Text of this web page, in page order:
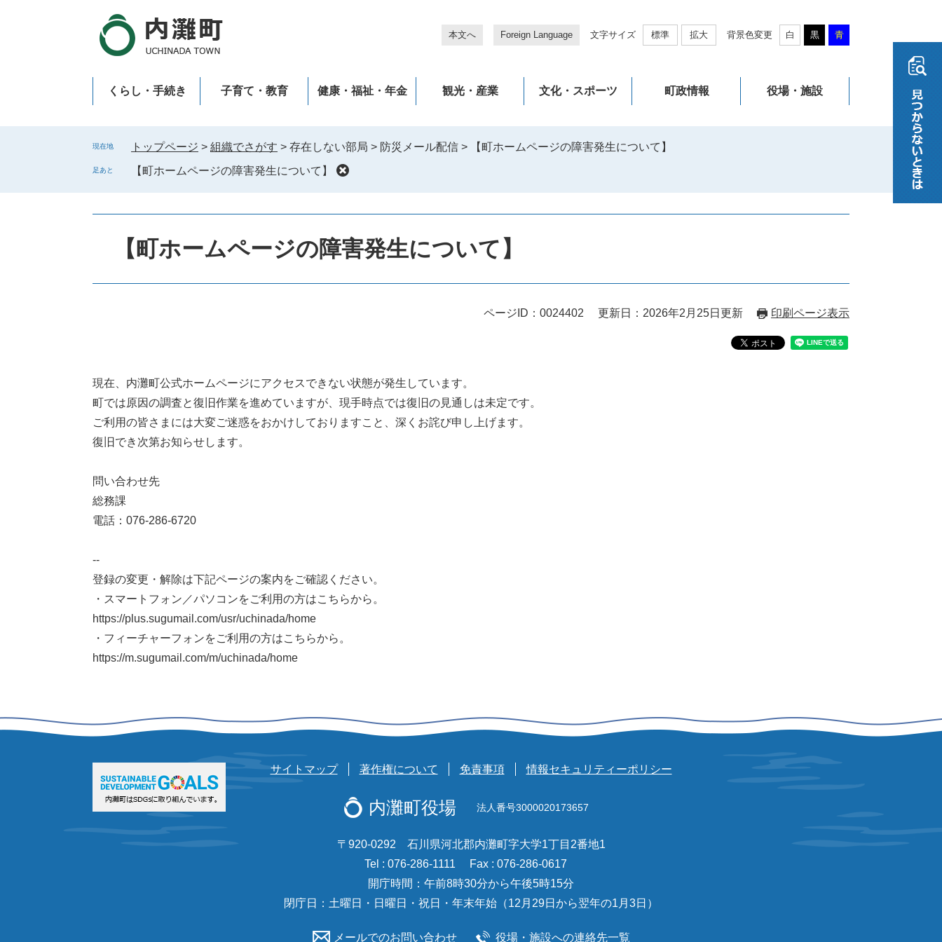
す
し
へ
本文へ Foreign Language 文字サイズ 標準 拡大 背景色変更 白 黒 青
くらし・手続き 子育て・教育 健康・福祉・年金 観光・産業 文化・スポーツ 町政情報 役場・施設
現在地 トップページ > 組織でさがす > 存在しない部局 > 防災メール配信 > 【町ホームページの障害発生について】
足あと 【町ホームページの障害発生について】
【町ホームページの障害発生について】
ページID：0024402 更新日：2026年2月25日更新 印刷ページ表示
本
文
現在、内灘町公式ホームページにアクセスできない状態が発生しています。
町では原因の調査と復旧作業を進めていますが、現手時点では復旧の見通しは未定です。
ご利用の皆さまには大変ご迷惑をおかけしておりますこと、深くお詫び申し上げます。
復旧でき次第お知らせします。
問い合わせ先
総務課
電話：076-286-6720
--
登録の変更・解除は下記ページの案内をご確認ください。
・スマートフォン／パソコンをご利用の方はこちらから。
https://plus.sugumail.com/usr/uchinada/home
・フィーチャーフォンをご利用の方はこちらから。
https://m.sugumail.com/m/uchinada/home
サイトマップ 著作権について 免責事項 情報セキュリティーポリシー
内灘町役場 法人番号3000020173657
〒920-0292 石川県河北郡内灘町字大学1丁目2番地1
Tel : 076-286-1111
Fax : 076-286-0617
開庁時間：午前8時30分から午後5時15分
閉庁日：土曜日・日曜日・祝日・年末年始（12月29日から翌年の1月3日）
メールでのお問い合わせ 役場・施設への連絡先一覧